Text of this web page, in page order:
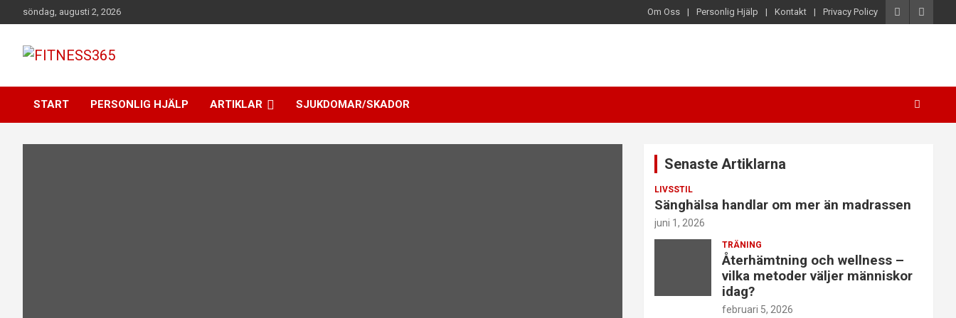
Hoppa
till
söndag, augusti 2, 2026 Om Oss Personlig Hjälp Kontakt Privacy Policy
FITNESS365
START PERSONLIG HJÄLP ARTIKLAR SJUKDOMAR/SKADOR
Senaste Artiklarna
LIVSSTIL
Sänghälsa handlar om mer än madrassen
juni 1, 2026
TRÄNING
Återhämtning och wellness –
vilka metoder väljer människor
idag?
februari 5, 2026